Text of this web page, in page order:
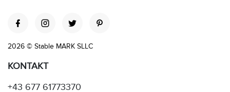
2026 © Stable MARK SLLC
KONTAKT
+43 677 61773370